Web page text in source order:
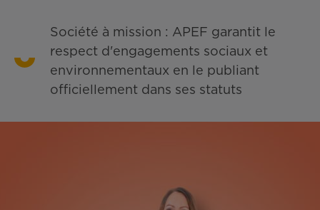
Société à mission : APEF garantit le
respect d'engagements sociaux et
environnementaux en le publiant
officiellement dans ses statuts